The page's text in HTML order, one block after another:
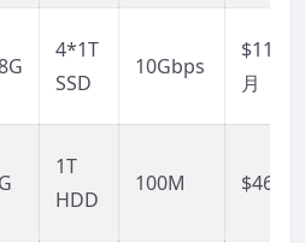
4*1T
SSD
10Gbps
$1199/
月
1T
HDD
100M $46/月